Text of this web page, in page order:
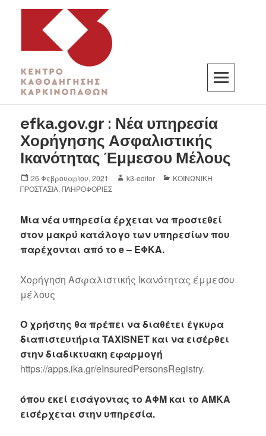
K3
ΚΕΝΤΡΟ ΚΑΘΟΔΗΓΗΣΗΣ ΚΑΡΚΙΝΟΠΑΘΩΝ
efka.gov.gr : Νέα υπηρεσία
Χορήγησης Ασφαλιστικής
Ικανότητας Έμμεσου Μέλους
26 Φεβρουαρίου, 2021 k3-editor
ΚΟΙΝΩΝΙΚΗ
ΠΡΟΣΤΑΣΙΑ,ΠΛΗΡΟΦΟΡΙΕΣ
Μια νέα υπηρεσία έρχεται να προστεθεί
στον μακρύ κατάλογο των υπηρεσίων που
παρέχονται από το e – ΕΦΚΑ.
Χορήγηση Ασφαλιστικής Ικανότητας έμμεσου
μέλους
Ο χρήστης θα πρέπει να διαθέτει έγκυρα
διαπιστευτήρια TAXISNET και να εισέρθει
στην διαδικτυακη εφαρμογή
https://apps.ika.gr/eInsuredPersonsRegistry.
όπου εκεί εισάγοντας το ΑΦΜ και το ΑΜΚΑ
εισέρχεται στην υπηρεσία.